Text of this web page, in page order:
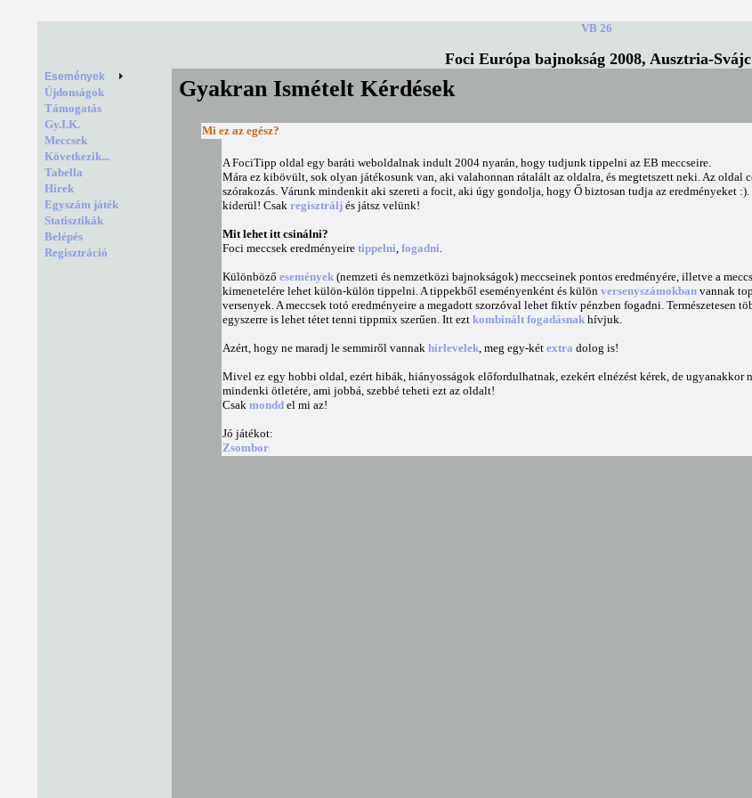
VB 26
Foci Európa bajnokság 2008, Ausztria-Svájc
Események
Újdonságok
Támogatás
Gy.I.K.
Meccsek
Következik...
Tabella
Hírek
Egyszám játék
Statisztikák
Belépés
Regisztráció